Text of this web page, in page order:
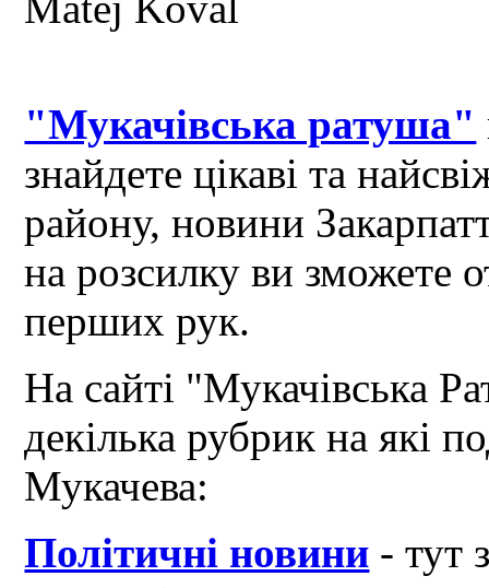
"Мукачівська ратуша"
знайдете цікаві та
району, новини
на розсилку ви зможете
перших рук.
На сайті "Мукачівська
декілька рубрик на які
Мукачева:
Політичні новини - тут